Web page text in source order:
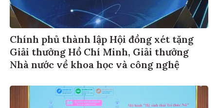
Chính phủ thành lập Hội đồng xét tặng
Giải thưởng Hồ Chí Minh, Giải thưởng
Nhà nước về khoa học và công nghệ